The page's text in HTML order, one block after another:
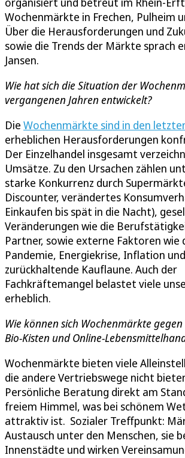
Wochenmärkte in Frechen, Pulheim
Über die Herausforderungen und
sowie die Trends der Märkte sprach
Jansen.
Wie hat sich die Situation der
vergangenen Jahren entwickelt?
Die Wochenmärkte sind in den
erheblichen Herausforderungen
Der Einzelhandel insgesamt
Umsätze. Zu den Ursachen zählen
starke Konkurrenz durch
Discounter, verändertes
Einkaufen bis spät in die Nacht),
Veränderungen wie die
Partner, sowie externe Faktoren wie
Pandemie, Energiekrise, Inflation
zurückhaltende Kauflaune. Auch der
Fachkräftemangel belastet viele
erheblich.
Wie können sich Wochenmärkte gegen
Bio-Kisten und Online-
Wochenmärkte bieten viele
die andere Vertriebswege nicht
Persönliche Beratung direkt am
freiem Himmel, was bei schönem
attraktiv ist. Sozialer Treffpunkt:
Austausch unter den Menschen, sie
Innenstädte und wirken